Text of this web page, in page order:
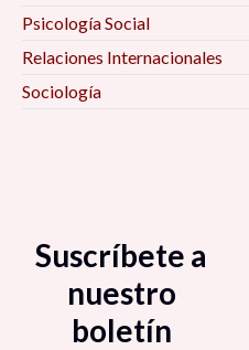
Psicología Social
Relaciones Internacionales
Sociología
Suscríbete a
nuestro
boletín